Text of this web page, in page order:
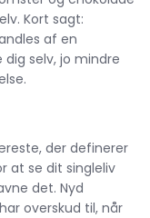
Kort sagt:
af en
selv, jo mindre
der definerer
at se dit singleliv
det. Nyd
overskud til, når